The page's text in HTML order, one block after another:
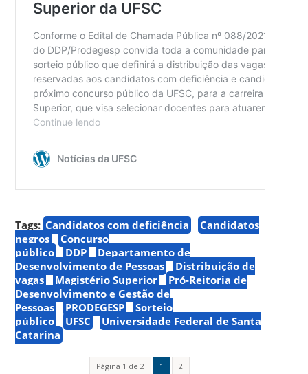
Tags: Candidatos com deficiência
Candidatos
negros
Concurso
público
DDP
Departamento de
Desenvolvimento de Pessoas
Distribuição de
vagas
Magistério Superior
Pró-Reitoria de
Desenvolvimento e Gestão de
Pessoas
PRODEGESP
Sorteio
público
UFSC
Universidade Federal de Santa
Catarina
Página 1 de 2 1 2